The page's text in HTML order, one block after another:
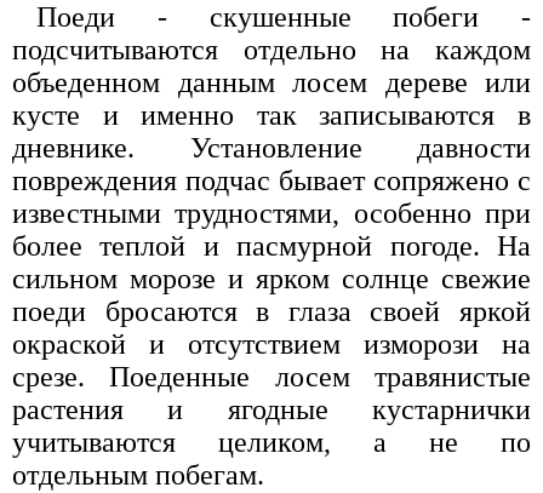
Поеди - скушенные побеги -
подсчитываются отдельно на каждом
объеденном данным лосем дереве или
кусте и именно так записываются в
дневнике. Установление давности
повреждения подчас бывает сопряжено с
известными трудностями, особенно при
более теплой и пасмурной погоде. На
сильном морозе и ярком солнце свежие
поеди бросаются в глаза своей яркой
окраской и отсутствием изморози на
срезе. Поеденные лосем травянистые
растения и ягодные кустарнички
учитываются целиком, а не по
отдельным побегам.